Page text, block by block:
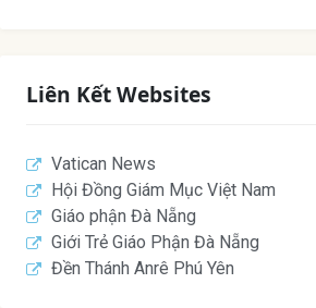
Liên Kết Websites
Vatican News
Hội Đồng Giám Mục Việt Nam
Giáo phận Đà Nẵng
Giới Trẻ Giáo Phận Đà Nẵng
Đền Thánh Anrê Phú Yên